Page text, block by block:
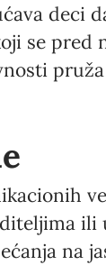
deci
se pred
ili
na